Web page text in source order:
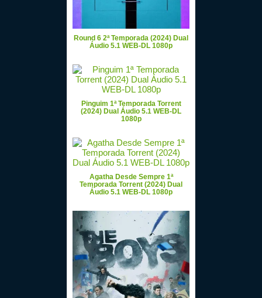
Round 6 2ª Temporada (2024) Dual
Áudio 5.1 WEB-DL 1080p
Pinguim 1ª Temporada Torrent
(2024) Dual Áudio 5.1 WEB-DL
1080p
Agatha Desde Sempre 1ª
Temporada Torrent (2024) Dual
Áudio 5.1 WEB-DL 1080p